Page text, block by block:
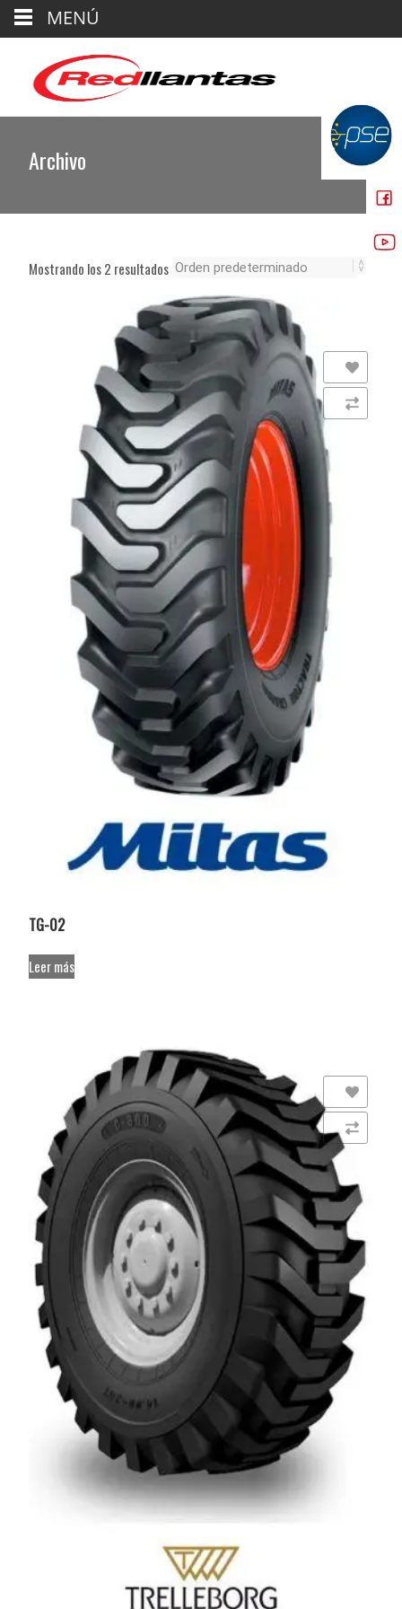
Archivo
Mostrando los 2 resultados
TG-02
Leer más
Comparar
Añadir a la lista de deseos
Comparar
Añadir a la lista de deseos
MENÚ